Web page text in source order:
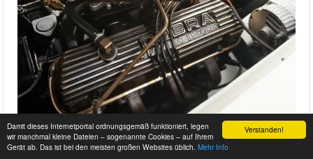
Verstanden!
Damit dieses Internetportal ordnungsgemäß funktioniert, legen
wir manchmal kleine Dateien – sogenannte Cookies – auf Ihrem
Gerät ab. Das ist bei den meisten großen Websites üblich. Mehr Info